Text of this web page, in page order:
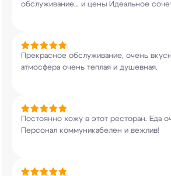
обслуживание… и цены Идеальное
Прекрасное обслуживание, очень
атмосфера очень теплая и душевная.
Постоянно хожу в этот ресторан. Еда
Персонал коммуникабелен и вежлив!